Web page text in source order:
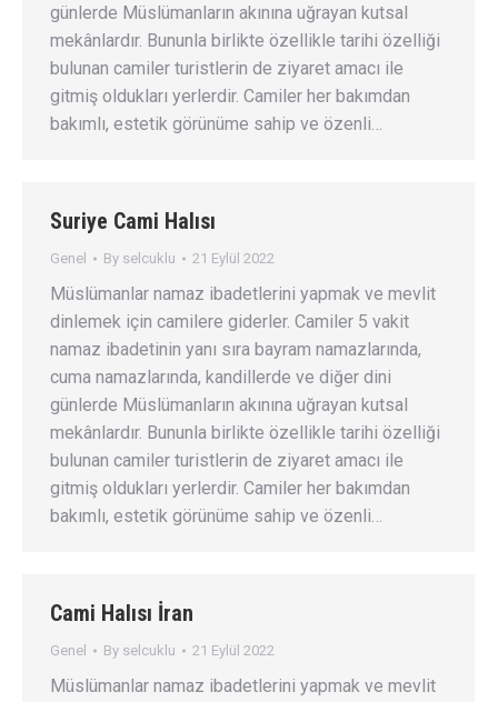
günlerde Müslümanların akınına uğrayan kutsal
mekânlardır. Bununla birlikte özellikle tarihi özelliği
bulunan camiler turistlerin de ziyaret amacı ile
gitmiş oldukları yerlerdir. Camiler her bakımdan
bakımlı, estetik görünüme sahip ve özenli…
Suriye Cami Halısı
Genel By selcuklu 21 Eylül 2022
Müslümanlar namaz ibadetlerini yapmak ve mevlit
dinlemek için camilere giderler. Camiler 5 vakit
namaz ibadetinin yanı sıra bayram namazlarında,
cuma namazlarında, kandillerde ve diğer dini
günlerde Müslümanların akınına uğrayan kutsal
mekânlardır. Bununla birlikte özellikle tarihi özelliği
bulunan camiler turistlerin de ziyaret amacı ile
gitmiş oldukları yerlerdir. Camiler her bakımdan
bakımlı, estetik görünüme sahip ve özenli…
Cami Halısı İran
Genel By selcuklu 21 Eylül 2022
Müslümanlar namaz ibadetlerini yapmak ve mevlit